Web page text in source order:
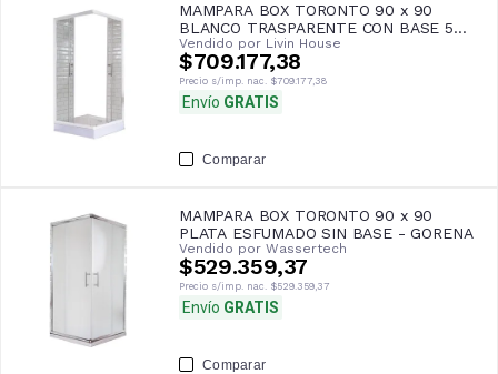
MAMPARA BOX TORONTO 90 x 90
BLANCO TRASPARENTE CON BASE 5
cm- GORENA
Vendido por Livin House
$709.177,38
Precio s/imp. nac. $709.177,38
Envío GRATIS
Comparar
MAMPARA BOX TORONTO 90 x 90
PLATA ESFUMADO SIN BASE - GORENA
Vendido por Wassertech
$529.359,37
Precio s/imp. nac. $529.359,37
Envío GRATIS
Comparar